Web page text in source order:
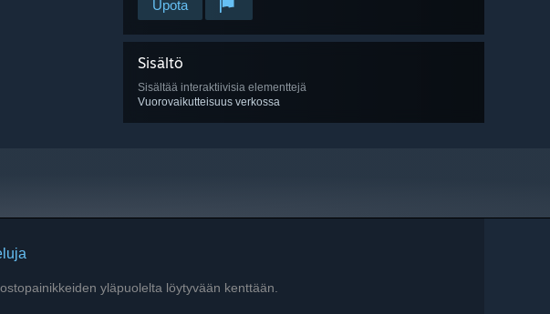
Upota
Sisältö
Sisältää interaktiivisia elementtejä
Vuorovaikutteisuus verkossa
yläpuolelta löytyvään kenttään.